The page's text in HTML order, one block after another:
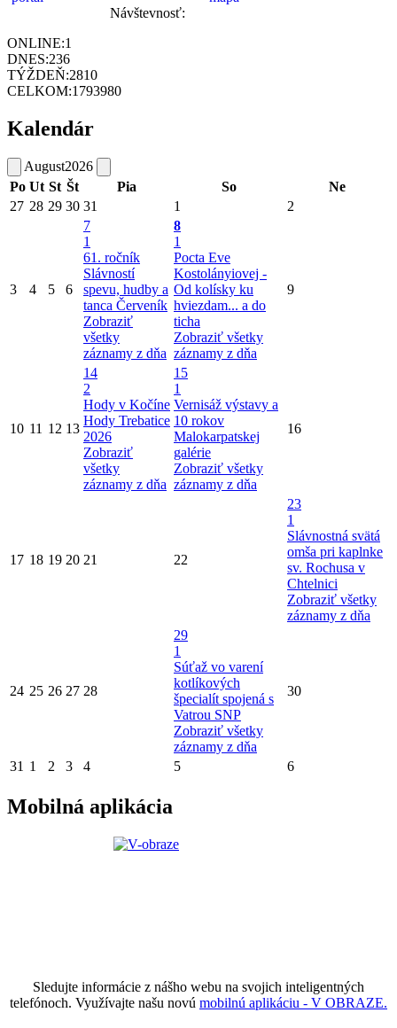
Návštevnosť:
ONLINE:1
DNES:236
TÝŽDEŇ:2810
CELKOM:1793980
Kalendár
August2026
Po Ut St Št Pia So
Ne
27 28 29 30 31 1 2
3 4 5 6
7
1
61. ročník
Slávností
spevu, hudby a
tanca Červeník
Zobraziť
všetky
záznamy z dňa
8
1
Pocta Eve
Kostolányiovej -
Od kolísky ku
hviezdam... a do
ticha
Zobraziť všetky
záznamy z dňa
9
10 11 12 13
14
2
Hody v Kočíne
Hody Trebatice
2026
Zobraziť
všetky
záznamy z dňa
15
1
Vernisáž výstavy a
10 rokov
Malokarpatskej
galérie
Zobraziť všetky
záznamy z dňa
16
17 18 19 20 21 22
23
1
Slávnostná svätá
omša pri kaplnke
sv. Rochusa v
Chtelnici
Zobraziť všetky
záznamy z dňa
24 25 26 27 28
29
1
Súťaž vo varení
kotlíkových
špecialít spojená s
Vatrou SNP
Zobraziť všetky
záznamy z dňa
30
31 1 2 3 4 5 6
Mobilná aplikácia
Sledujte informácie z nášho webu na svojich inteligentných
telefónoch. Využívajte našu novú mobilnú aplikáciu - V OBRAZE.